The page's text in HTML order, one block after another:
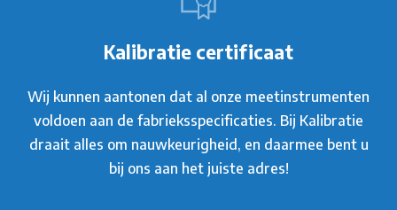
Kalibratie certificaat
Wij kunnen aantonen dat al onze meetinstrumenten
voldoen aan de fabrieksspecificaties. Bij Kalibratie
draait alles om nauwkeurigheid, en daarmee bent u
bij ons aan het juiste adres!